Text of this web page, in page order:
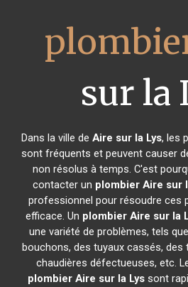
sur la
Dans la ville deAire sur la Lys, les
sont fréquents et peuvent causer
non résolus à temps. C'est
contacter un plombier Aire sur
professionnel pour résoudre ces
efficace. Un plombier Aire sur la
une variété de problèmes, tels
bouchons, des tuyaux cassés,
chaudières défectueuses, etc.
plombier Aire sur la Lyssont